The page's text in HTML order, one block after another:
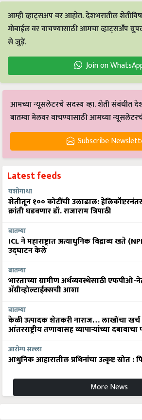
आम्ही व्हाट्सअप वर आहोत. देशभरातील
मोबाईल वर वाचण्यासाठी आमचा व्हाट्सअँप
से जुड़ें.
Join on
आमच्या न्यूसलेटरचे सदस्य व्हा. शेती संबंधीत
बातम्या मेलवर वाचण्यासाठी आमच्या
Subscribe
Latest feeds
यशोगाथा
शेतीतून १०० कोटींची उलाढाल:
क्रांती घडवणार डॉ. राजाराम त्रिपाठी
बातम्या
ICL ने महाराष्ट्रात अत्याधुनिक विद्राव्य खते
उद्घाटन केले
बातम्या
भारताच्या ग्रामीण अर्थव्यवस्थेसाठी एफपीओ-
अ‍ॅग्रीव्होल्टाईक्सची आशा
बातम्या
केळी उत्पादक शेतकरी नाराज… लाखोंचा खर्च
आंतरराष्ट्रीय तणावासह व्यापाऱ्यांच्या
आरोग्य सल्ला
आधुनिक आहारातील प्रथिनांचा उत्कृष्ट स्रोत
More News